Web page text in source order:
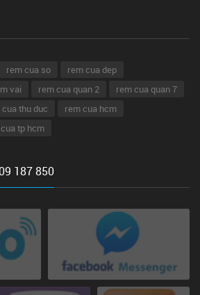
rem cua so
rem cua dep
vai rem cua quan 2
rem cua quan 7
thu duc
rem cua hcm
tp hcm
187 850